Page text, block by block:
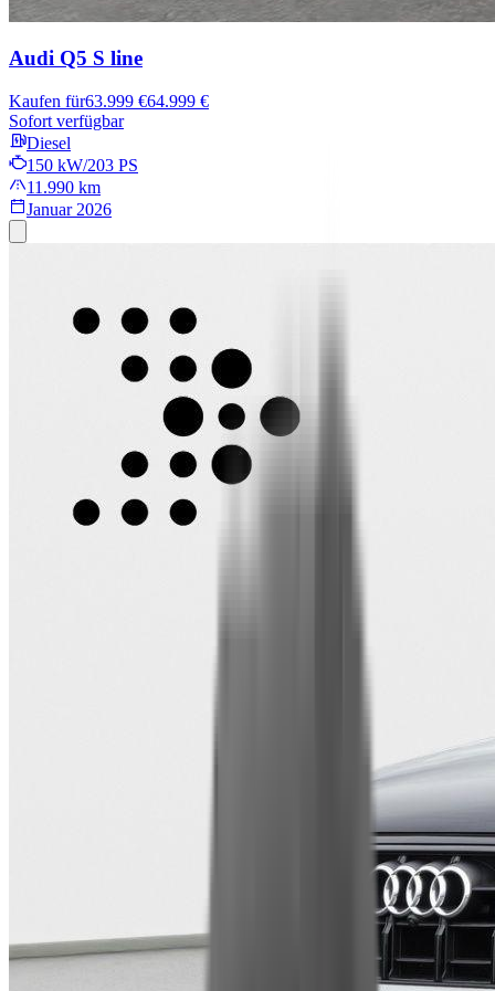
Audi Q5 S line
Kaufen für63.999 €64.999 €
Sofort verfügbar
Diesel
150 kW/203 PS
11.990 km
Januar 2026